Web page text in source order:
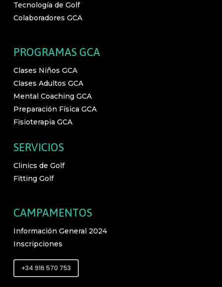
Tecnología de Golf
Colaboradores GCA
PROGRAMAS GCA
Clases Niños GCA
Clases Adultos GCA
Mental Coaching GCA
Preparación Física GCA
Fisioterapia GCA
SERVICIOS
Clinics de Golf
Fitting Golf
CAMPAMENTOS
Información General 2024
Inscripciones
+34 916 570 753